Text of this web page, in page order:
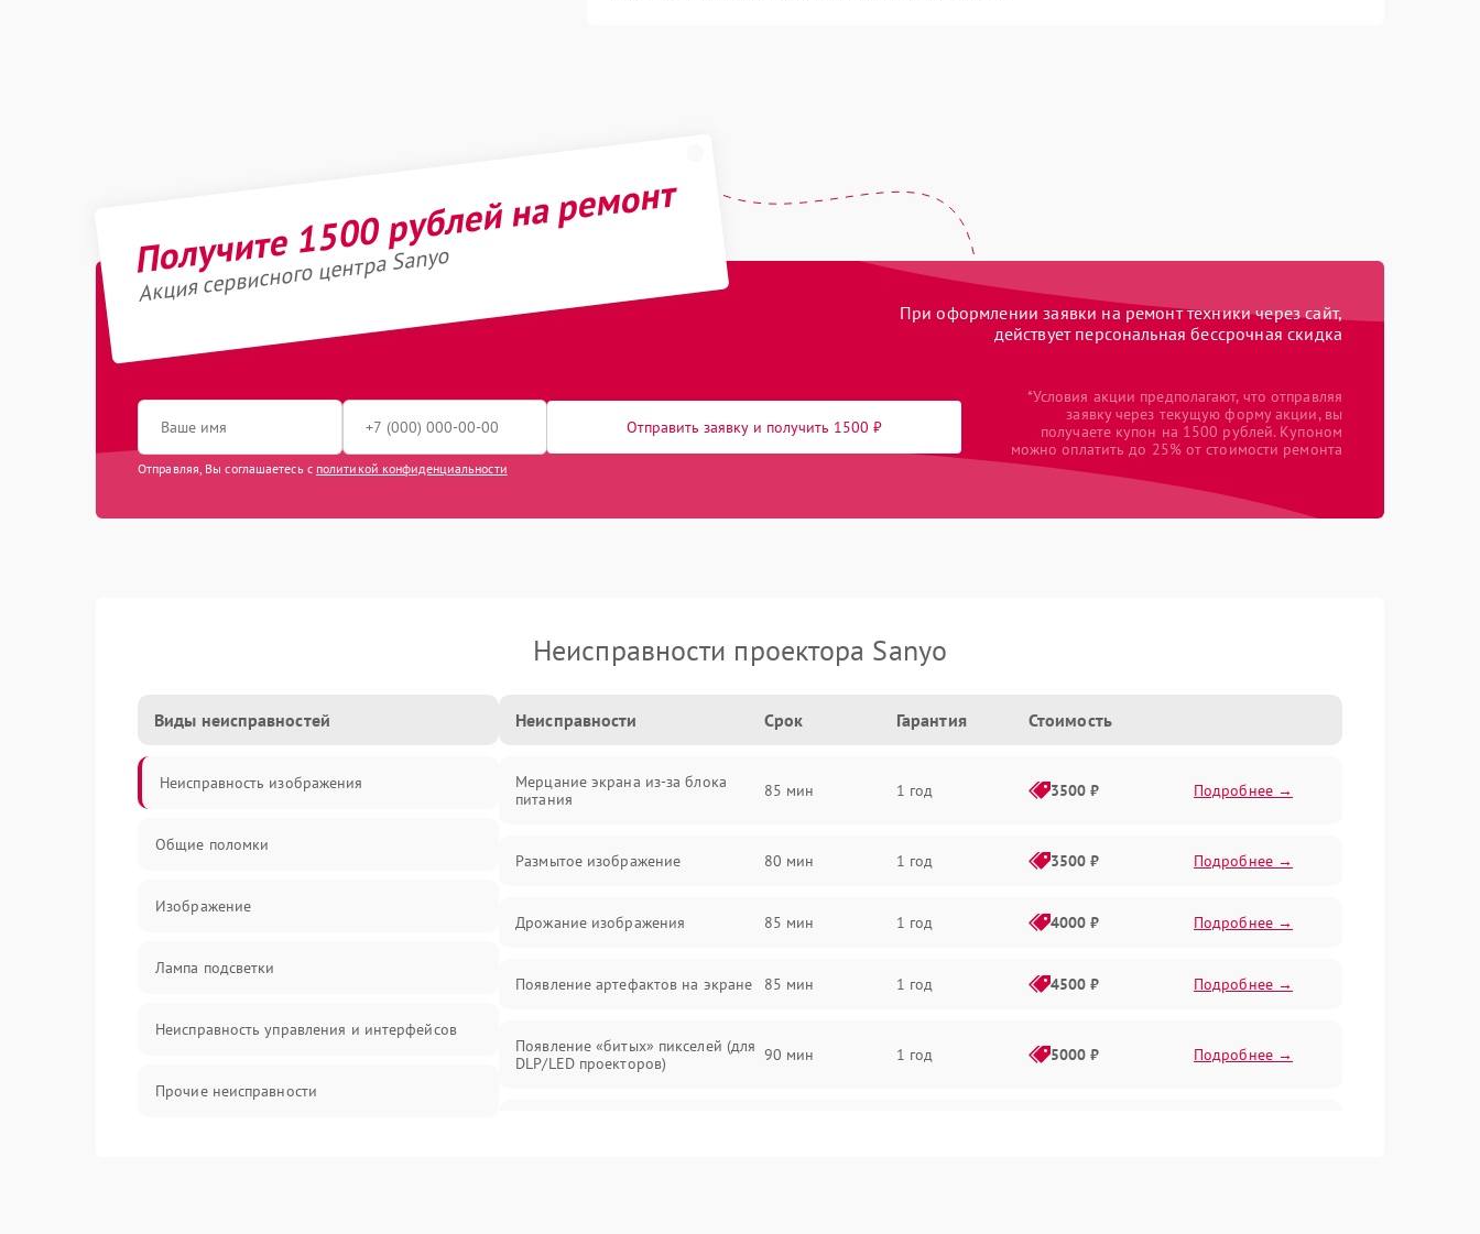
Получите 1500 рублей на ремонт
Акция сервисного центра Sanyo
При оформлении заявки на ремонт техники через сайт,
действует персональная бессрочная скидка
Отправить заявку и получить 1500 ₽
Отправляя, Вы соглашаетесь с политикой конфиденциальности
*Условия акции предполагают, что отправляя
заявку через текущую форму акции, вы
получаете купон на 1500 рублей. Купоном
можно оплатить до 25% от стоимости ремонта
Неисправности проектора Sanyo
Виды неисправностей
Неисправность изображения
Общие поломки
Изображение
Лампа подсветки
Неисправность управления и интерфейсов
Прочие неисправности
Неисправности Срок Гарантия Стоимость
Мерцание экрана из-за блока
питания
85 мин 1 год 3500 ₽ Подробнее →
Размытое изображение 80 мин 1 год 3500 ₽ Подробнее →
Дрожание изображения 85 мин 1 год 4000 ₽ Подробнее →
Появление артефактов на экране 85 мин 1 год 4500 ₽ Подробнее →
Появление «битых» пикселей (для
DLP/LED проекторов)
90 мин 1 год 5000 ₽ Подробнее →